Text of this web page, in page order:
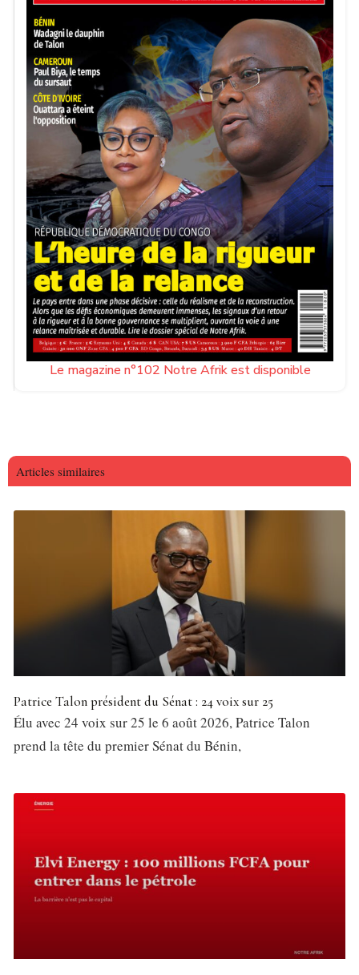
crispations, notamment lors d’expulsions de ressortissants
ouest-africains par Nouakchott.
Notre Afrik avec AFP
Le magazine n°102 Notre Afrik est disponible
Articles similaires
Patrice Talon président du Sénat : 24 voix sur 25
Élu avec 24 voix sur 25 le 6 août 2026, Patrice Talon
prend la tête du premier Sénat du Bénin,